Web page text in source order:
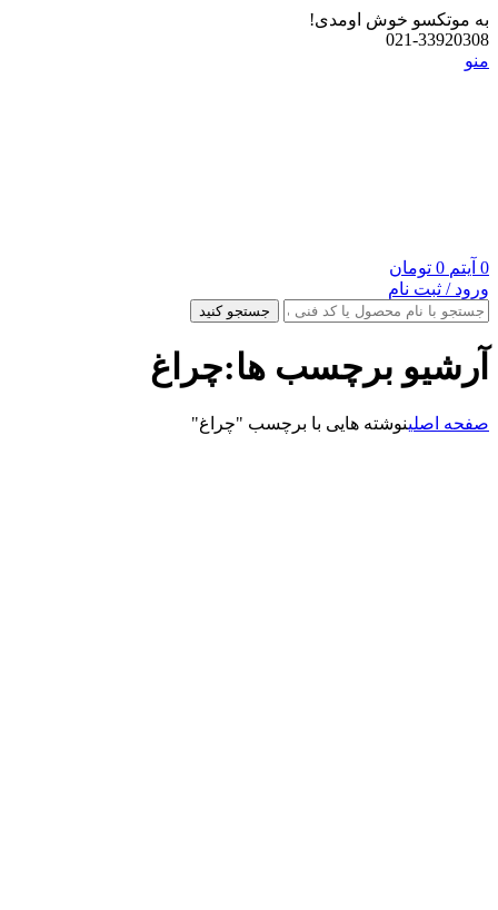
به موتکسو خوش اومدی!
021-33920308
منو
0 آیتم 0 تومان
ورود / ثبت نام
جستجو کنید
آرشیو برچسب ها:چراغ
صفحه اصلینوشته هایی با برچسب "چراغ"